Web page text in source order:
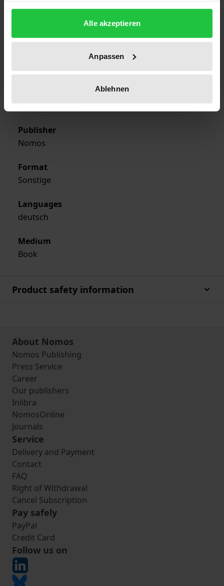
gesammelt haben.
Alle akzeptieren
Anpassen
Ablehnen
Jan 18, 1989
1989
Publisher
Nomos
Format
Sonstige
Languages
deutsch
Medium
Book
Product safety information
About Nomos
Nomos Publishing
Press Service
Career
Our publishers
Inlibra
NomosOnline
Journals
Service
Delivery and Payment
Contact
FAQ
Right of Withdrawal
Cancel Subscription
Pay safely
PayPal
Credit Card
Follow us on